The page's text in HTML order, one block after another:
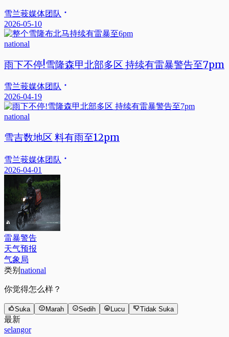
雪兰莪媒体团队
2026-05-10
national
雨下不停!雪隆森甲北部多区 持续有雷暴警告至7pm
雪兰莪媒体团队
2026-04-19
national
雪吉数地区 料有雨至12pm
雪兰莪媒体团队
2026-04-01
雷暴警告
天气预报
气象局
类别 national
你觉得怎么样？
Suka Marah Sedih Lucu Tidak Suka
最新
selangor